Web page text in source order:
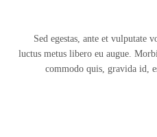
Sed egestas, ante et vulputate
luctus metus libero eu augue.
commodo quis, gravida id,